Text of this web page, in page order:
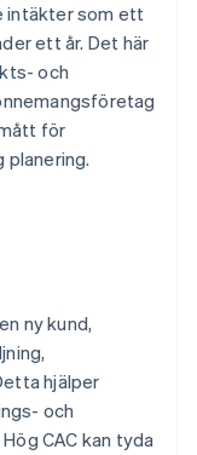
intäkter som ett
ett år. Det här
och
för
ny kund,
hjälper
och
CAC kan tyda